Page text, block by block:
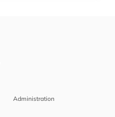
Administration